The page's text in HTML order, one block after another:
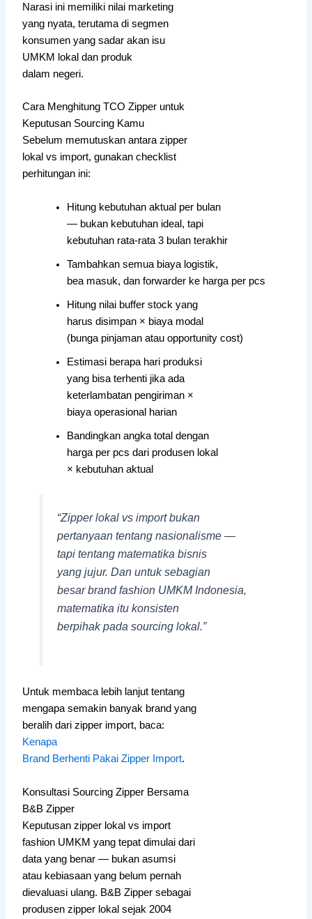
Narasi ini memiliki nilai marketing
yang nyata, terutama di segmen
konsumen yang sadar akan isu
UMKM lokal dan produk
dalam negeri.
Cara Menghitung TCO Zipper untuk
Keputusan Sourcing Kamu
Sebelum memutuskan antara zipper
lokal vs import, gunakan checklist
perhitungan ini:
Hitung kebutuhan aktual per bulan
— bukan kebutuhan ideal, tapi
kebutuhan rata-rata 3 bulan terakhir
Tambahkan semua biaya logistik,
bea masuk, dan forwarder ke harga per pcs
Hitung nilai buffer stock yang
harus disimpan × biaya modal
(bunga pinjaman atau opportunity cost)
Estimasi berapa hari produksi
yang bisa terhenti jika ada
keterlambatan pengiriman ×
biaya operasional harian
Bandingkan angka total dengan
harga per pcs dari produsen lokal
× kebutuhan aktual
“Zipper lokal vs import bukan
pertanyaan tentang nasionalisme —
tapi tentang matematika bisnis
yang jujur. Dan untuk sebagian
besar brand fashion UMKM Indonesia,
matematika itu konsisten
berpihak pada sourcing lokal.”
Untuk membaca lebih lanjut tentang
mengapa semakin banyak brand yang
beralih dari zipper import, baca:
Kenapa
Brand Berhenti Pakai Zipper Import.
Konsultasi Sourcing Zipper Bersama
B&B Zipper
Keputusan zipper lokal vs import
fashion UMKM yang tepat dimulai dari
data yang benar — bukan asumsi
atau kebiasaan yang belum pernah
dievaluasi ulang. B&B Zipper sebagai
produsen zipper lokal sejak 2004